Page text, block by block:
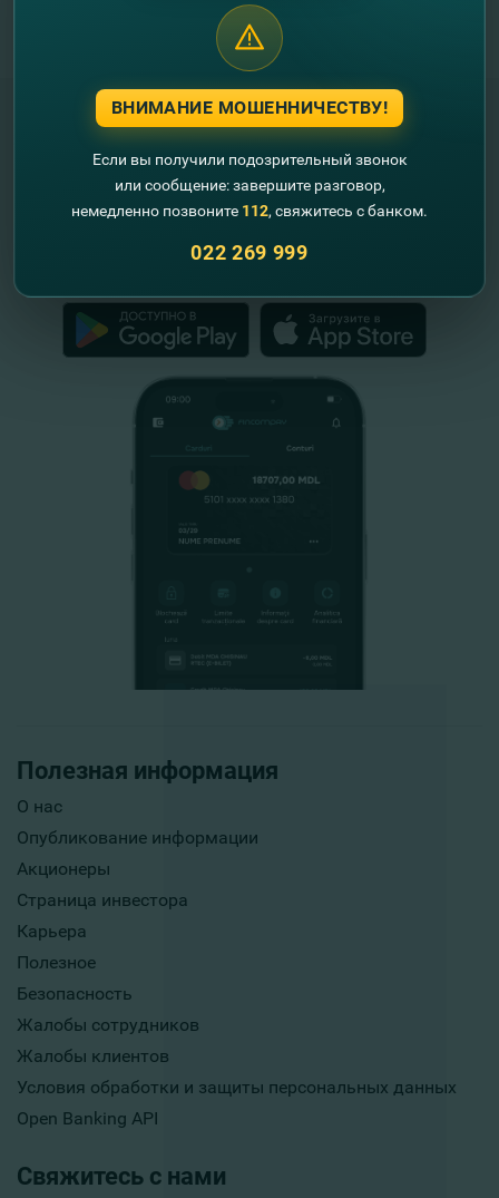
Полезная информация
О нас
Опубликование информации
Акционеры
Страница инвестора
Карьера
Полезное
Безопасность
Жалобы сотрудников
Жалобы клиентов
Условия обработки и защиты персональных данных
Open Banking API
Свяжитесь с нами
"FinComBank" S.A. является членом
Схемы гарантирования депозитов
Республики Молдова
ВНИМАНИЕ МОШЕННИЧЕСТВУ!
Если вы получили подозрительный звонок
или сообщение: завершите разговор,
немедленно позвоните 112, свяжитесь с банком.
022 269 999